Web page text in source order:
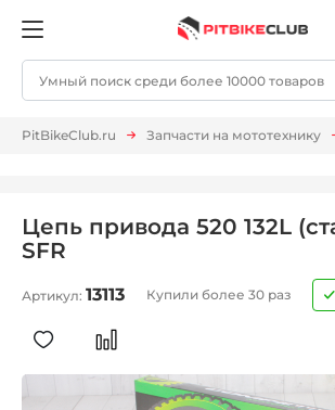
PitBikeClub.ru Запчасти на мототехнику
Цепь привода 520 132L
SFR
Артикул: 13113 Купили более 30 раз